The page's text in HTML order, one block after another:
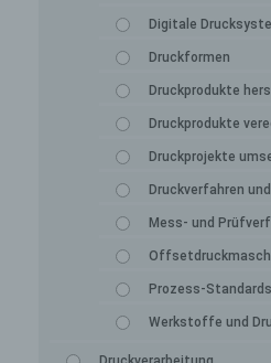
Digitale
Druckformen
Druckprodukte
Druckprodukte
Druckprojekte
Druckverfahren
Mess- und
Prozess-
Werkstoffe und